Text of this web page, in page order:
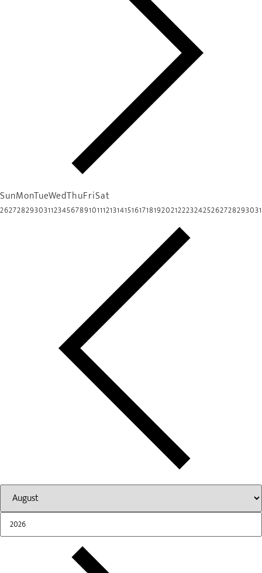
SunMonTueWedThuFriSat
26272829303112345678910111213141516171819202122232425262728293031